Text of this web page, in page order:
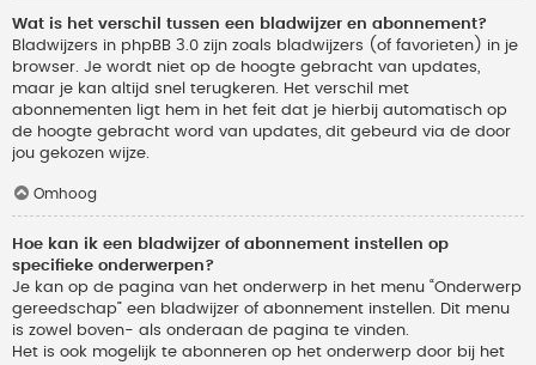
Wat is het verschil tussen een bladwijzer en abonnement?
Bladwijzers in phpBB 3.0 zijn zoals bladwijzers (of favorieten) in je
browser. Je wordt niet op de hoogte gebracht van updates,
maar je kan altijd snel terugkeren. Het verschil met
abonnementen ligt hem in het feit dat je hierbij automatisch op
de hoogte gebracht word van updates, dit gebeurd via de door
jou gekozen wijze.
Omhoog
Hoe kan ik een bladwijzer of abonnement instellen op
specifieke onderwerpen?
Je kan op de pagina van het onderwerp in het menu “Onderwerp
gereedschap” een bladwijzer of abonnement instellen. Dit menu
is zowel boven- als onderaan de pagina te vinden.
Het is ook mogelijk te abonneren op het onderwerp door bij het